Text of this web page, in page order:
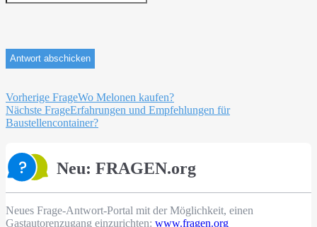
Beitragsnavigation
Vorherige FrageWo Melonen kaufen?
Nächste FrageErfahrungen und Empfehlungen für
Baustellencontainer?
Neu: FRAGEN.org
Neues Frage-Antwort-Portal mit der Möglichkeit, einen
Gastautorenzugang einzurichten: www.fragen.org